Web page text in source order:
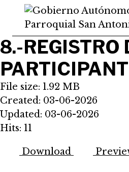
Saltar
contenido
8.-REGISTRO
File size: 1.92 MB
Created: 03-06-2026
Updated: 03-06-2026
Hits: 11
Download